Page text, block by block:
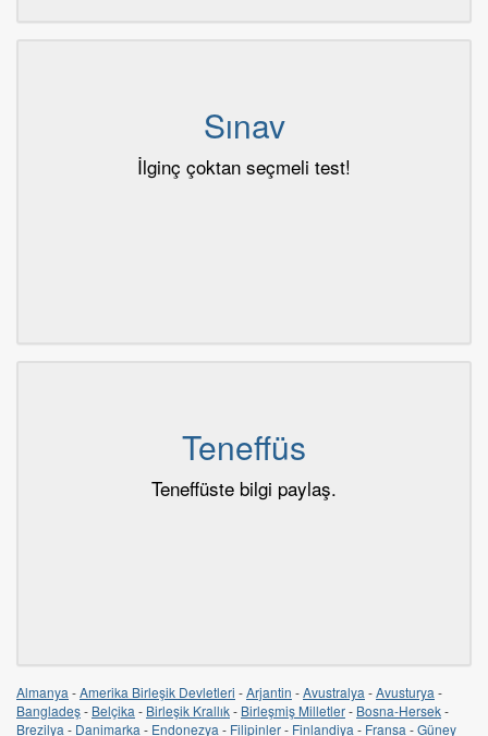
Sınav
İlginç çoktan seçmeli test!
Teneffüs
Teneffüste bilgi paylaş.
Almanya -Amerika Birleşik Devletleri -Arjantin -Avustralya -Avusturya -
Bangladeş- Belçika - Birleşik Krallık- Birleşmiş Milletler- Bosna-Hersek-
Brezilya - Danimarka - Endonezya - Filipinler- Finlandiya - Fransa -Güney